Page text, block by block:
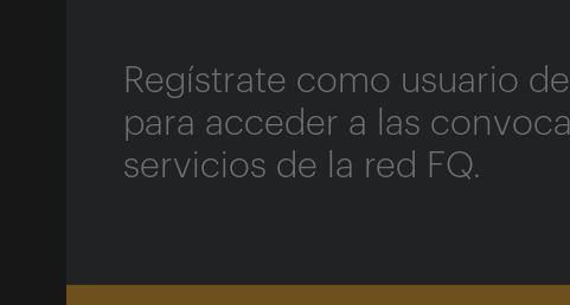
Regístrate como usuario
para acceder a las
servicios de la red FQ.